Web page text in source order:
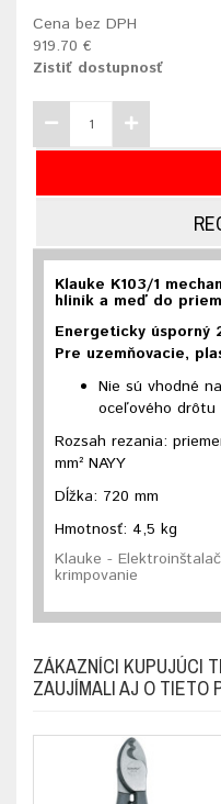
Cena bez DPH
919.70 €
Zistiť dostupnosť
Klauke K103/1
hliník a meď do
Energeticky úsporný
Pre uzemňovacie,
Nie sú vhodné
oceľového drôtu
Rozsah rezania:
mm² NAYY
Dĺžka: 720 mm
Hmotnosť: 4,5 kg
Klauke -
krimpovanie
ZÁKAZNÍCI KUPUJÚCI
ZAUJÍMALI AJ O TIETO